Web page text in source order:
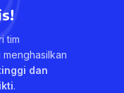
tim
dan
.